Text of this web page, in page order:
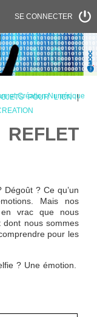
SE CONNECTER
et Création Numérique
POUR L’ICN|
? Ce qu’un
Mais nos
en vrac que nous
dont nous sommes
pour les
? Une émotion.